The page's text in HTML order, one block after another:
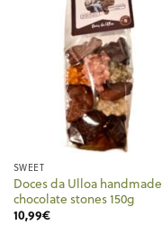
SWEET
Doces da Ulloa handmade
chocolate stones 150g
10,99€